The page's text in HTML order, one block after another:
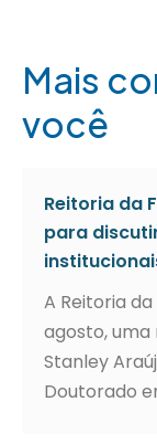
Mais
você
Reitoria da
para
A Reitoria
agosto, uma
Stanley
Doutorado